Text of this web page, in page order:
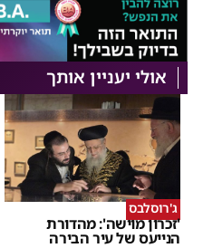
אולי יעניין אותך
ג'רוסלבס
'זכרון מוישה': מהדורת
הנייעס של עיר הבירה